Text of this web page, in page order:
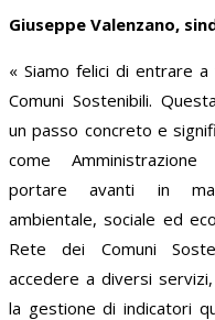
Giuseppe Valenzano,
« Siamo felici di entrare
Comuni Sostenibili.
un passo concreto e
come Amministrazione
portare avanti in
ambientale, sociale ed
Rete dei Comuni
accedere a diversi
la gestione di indicatori